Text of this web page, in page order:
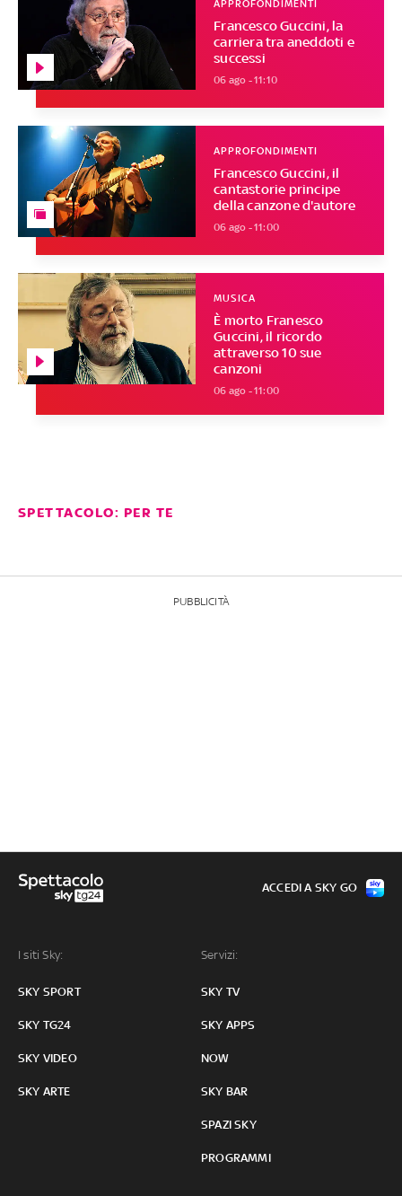
Francesco Guccini, la
carriera tra aneddoti e
successi
APPROFONDIMENTI
06 ago - 11:10
Francesco Guccini, il
cantastorie principe
della canzone d'autore
APPROFONDIMENTI
06 ago - 11:00
È morto Franesco
Guccini, il ricordo
attraverso 10 sue
canzoni
MUSICA
06 ago - 11:00
SPETTACOLO: PER TE
PUBBLICITÀ
I siti Sky:
SKY SPORT
SKY TG24
SKY VIDEO
SKY ARTE
Servizi:
SKY TV
SKY APPS
NOW
SKY BAR
SPAZI SKY
PROGRAMMI
ACCEDI A SKY GO